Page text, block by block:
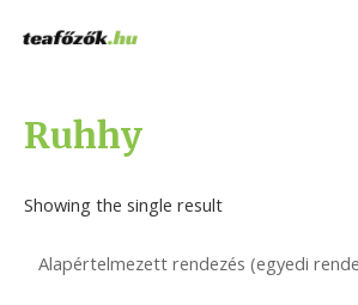
Ruhhy
Showing the single result